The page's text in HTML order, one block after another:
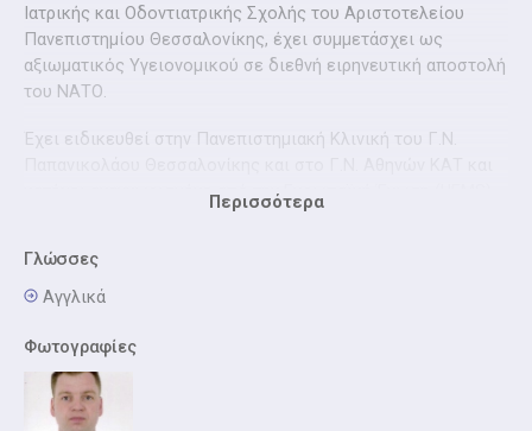
Ιατρικής και Οδοντιατρικής Σχολής του Αριστοτελείου
Πανεπιστημίου Θεσσαλονίκης, έχει συμμετάσχει ως
αξιωματικός Υγειονομικού σε διεθνή ειρηνευτική αποστολή
του ΝΑΤΟ.
Έχει ειδικευθεί στην Πανεπιστημιακή Κλινική του Γ.Ν.
κατέχει αναγνωρισμένο από την Ευρωπαϊκή Ένωση (UEMS)
τίτλο ιατρικής ειδικότητας “Στοματικής &
Συνεργάζεται με τις ιδιωτικές κλινικές ΥΓΕΙΑ και Κεντρική
στόματος, των γνάθων και του προσώπου, εξασκώντας την
πλέον σύγχρονη χειρουργική θεραπευτική.
Περισσότερα
Γλώσσες
Αγγλικά
Φωτογραφίες